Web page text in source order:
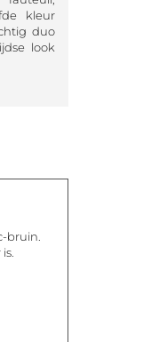
kleur
duo
look
bruin.